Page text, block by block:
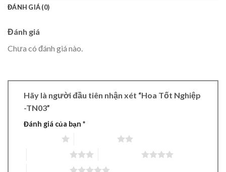
ĐÁNH GIÁ (0)
Đánh giá
Chưa có đánh giá nào.
Hãy là người đầu tiên nhận xét “Hoa Tốt Nghiệp
-TN03”
Đánh giá của bạn *